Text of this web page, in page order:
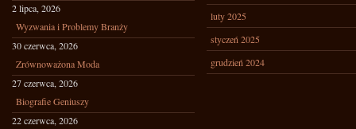
2 lipca, 2026
Wyzwania i Problemy Branży
30 czerwca, 2026
Zrównoważona Moda
27 czerwca, 2026
Biografie Geniuszy
22 czerwca, 2026
luty 2025
styczeń 2025
grudzień 2024